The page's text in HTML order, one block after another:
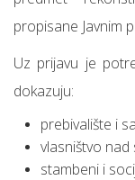
propisane Javnim
Uz prijavu je
dokazuju:
prebivalište i
vlasništvo
stambeni i